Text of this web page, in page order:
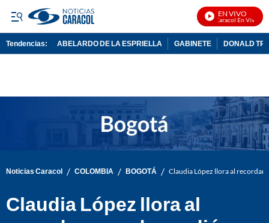
EN VIVO
Noticias Caracol En Vivo
Tendencias: ABELARDO DE LA ESPRIELLA GABINETE DONALD
Noticias Caracol / COLOMBIA / BOGOTÁ / Claudia López llora al recordar
Claudia López llora al